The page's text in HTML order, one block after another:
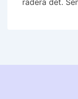
radera det.